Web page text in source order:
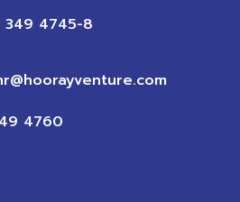
349 4745-8
4760